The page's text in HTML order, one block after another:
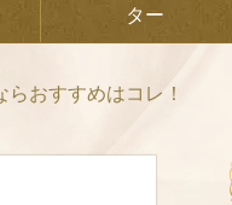
ター
おすすめはコレ！